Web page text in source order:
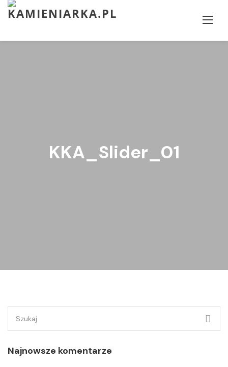
Skip
KKA_Slider_01
Najnowsze komentarze